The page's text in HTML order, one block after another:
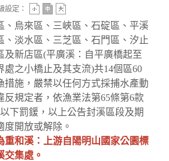
設定：
烏來區、三峽區、石碇區、平溪
、淡水區、三芝區、石門區、汐止
及新店區(平廣溪：自平廣橋起至
處之小橋止及其支流)共14個區60
措施，嚴禁以任何方式採捕水產動
反規定者，依漁業法第65條第6款
下罰鍰，以上公告封溪區段及期
度開放或解除。
重和溪：上游自陽明山國家公園標
交集處。